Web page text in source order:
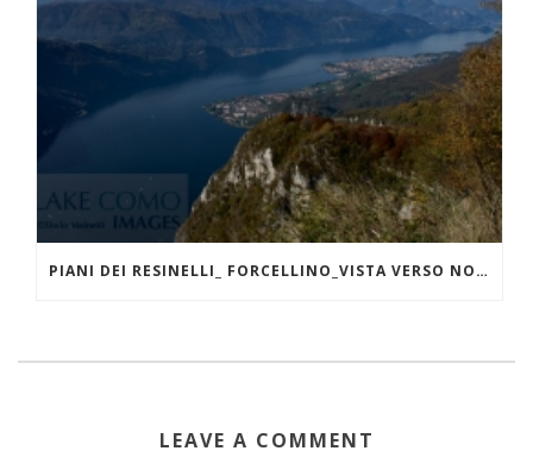
PIANI DEI RESINELLI_ FORCELLINO_VISTA VERSO NORD
LEAVE A COMMENT